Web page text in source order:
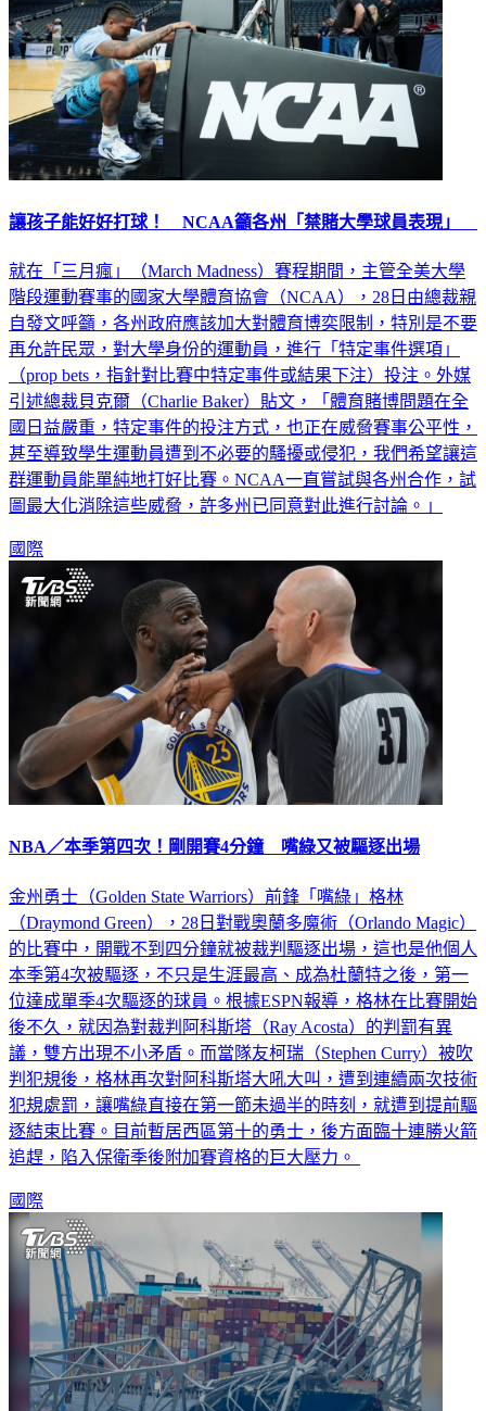
讓孩子能好好打球！ NCAA籲各州「禁賭大學球員表現」
就在「三月瘋」（March Madness）賽程期間，主管全美大學
階段運動賽事的國家大學體育協會（NCAA），28日由總裁親
自發文呼籲，各州政府應該加大對體育博奕限制，特別是不要
再允許民眾，對大學身份的運動員，進行「特定事件選項」
（prop bets，指針對比賽中特定事件或結果下注）投注。外媒
引述總裁貝克爾（Charlie Baker）貼文，「體育賭博問題在全
國日益嚴重，特定事件的投注方式，也正在威脅賽事公平性，
甚至導致學生運動員遭到不必要的騷擾或侵犯，我們希望讓這
群運動員能單純地打好比賽。NCAA一直嘗試與各州合作，試
圖最大化消除這些威脅，許多州已同意對此進行討論。」
國際
NBA／本季第四次！剛開賽4分鐘 嘴綠又被驅逐出場
金州勇士（Golden State Warriors）前鋒「嘴綠」格林
（Draymond Green），28日對戰奧蘭多魔術（Orlando Magic）
的比賽中，開戰不到四分鐘就被裁判驅逐出場，這也是他個人
本季第4次被驅逐，不只是生涯最高、成為杜蘭特之後，第一
位達成單季4次驅逐的球員。根據ESPN報導，格林在比賽開始
後不久，就因為對裁判阿科斯塔（Ray Acosta）的判罰有異
議，雙方出現不小矛盾。而當隊友柯瑞（Stephen Curry）被吹
判犯規後，格林再次對阿科斯塔大吼大叫，遭到連續兩次技術
犯規處罰，讓嘴綠直接在第一節未過半的時刻，就遭到提前驅
逐結束比賽。目前暫居西區第十的勇士，後方面臨十連勝火箭
追趕，陷入保衛季後附加賽資格的巨大壓力。
國際